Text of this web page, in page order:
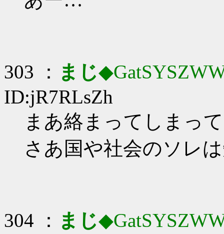
303 ： まじ
ID:jR7RLsZh
まあ絡まってしまっ
さあ国や社会のソレ
304 ： まじ